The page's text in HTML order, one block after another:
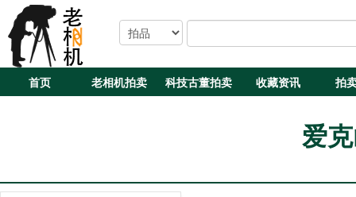
首页 老相机拍卖 科技古董拍卖 收藏资讯 拍
爱